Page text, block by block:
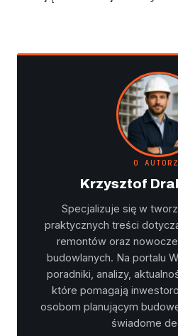
O
Krzysztof
Specjalizuje się w
praktycznych treści
remontów oraz
budowlanych. Na portalu
poradniki, analizy,
które pomagają
osobom planującym
świadome